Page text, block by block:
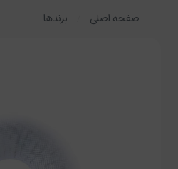
صفحه اصلی برندها